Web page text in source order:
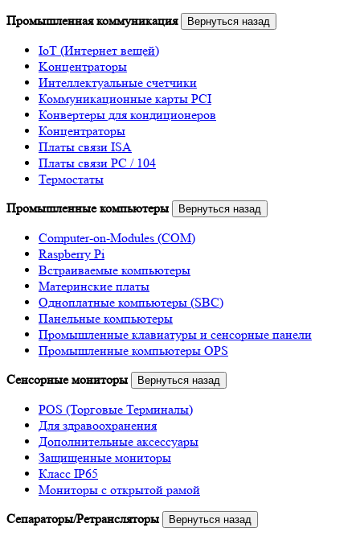
Промышленная коммуникация
Вернуться назад
IoT (Интернет вещей)
Kонцентраторы
Интеллектуальные счетчики
Коммуникационные карты PCI
Конвертеры для кондиционеров
Концентраторы
Платы связи ISA
Платы связи PC / 104
Термостаты
Промышленные компьютеры
Вернуться назад
Computer-on-Modules (COM)
Raspberry Pi
Встраиваемые компьютеры
Материнские платы
Одноплатные компьютеры (SBC)
Панельные компьютеры
Промышленные клавиатуры и сенсорные панели
Промышленные компьютеры OPS
Сенсорные мониторы
Вернуться назад
POS (Торговые Терминалы)
Для здравоохранения
Дополнительные аксессуары
Защищенные мониторы
Класс IP65
Мониторы с открытой рамой
Сепараторы/Ретрансляторы
Вернуться назад